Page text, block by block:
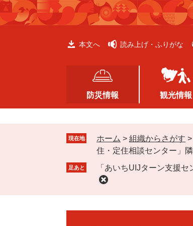
ペ
ー
メ
ニ
本文へ 読み上げ・ふりがな
防災情報 観光情報
現在地 ホーム > 組織からさがす >
住・定住相談センター」
足あと 「あいちUIJターン支援